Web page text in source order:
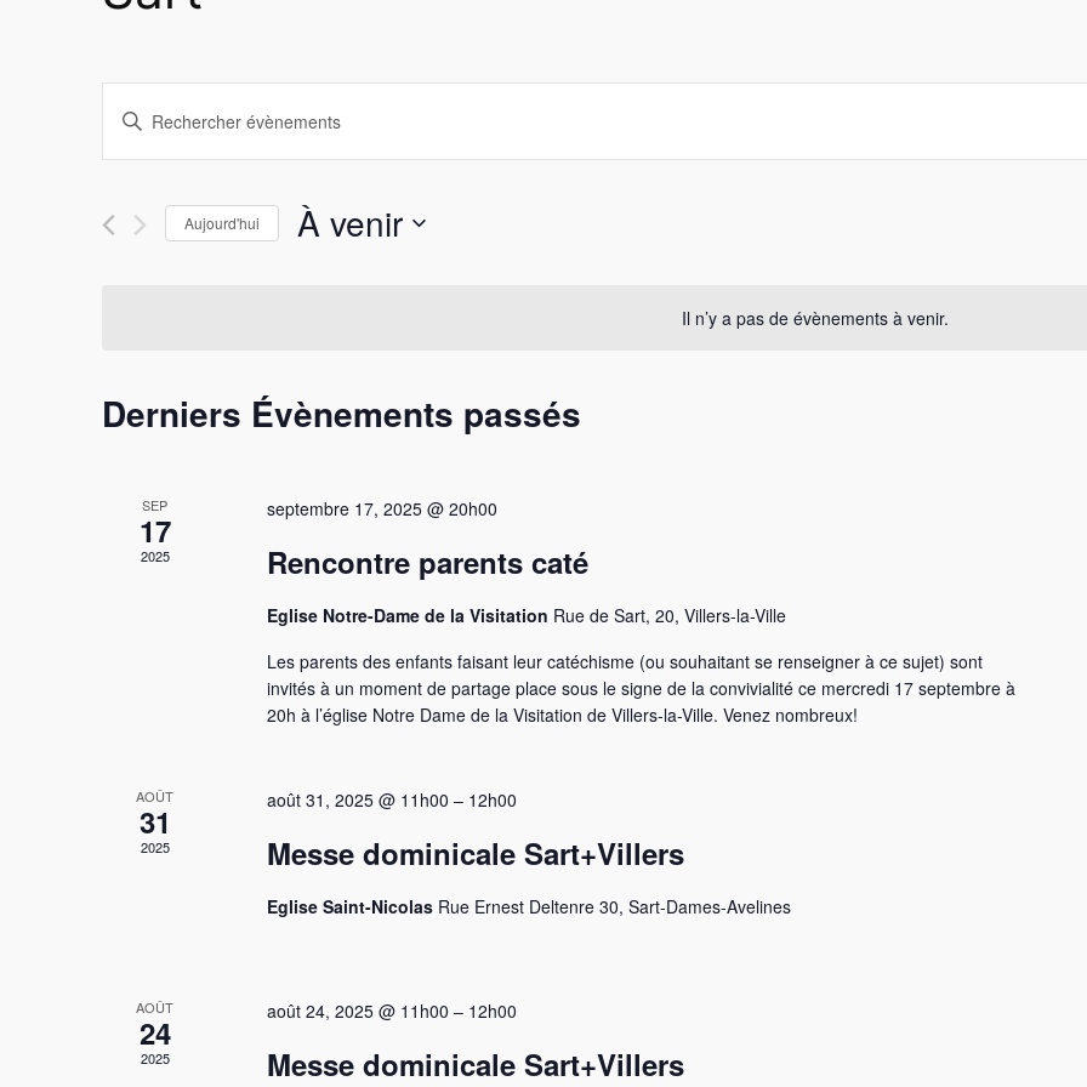
Il n’y a pas de évènements à venir.
Recherche
et
navigation
Évènements
Saisir
Rechercher
Évènements
Aujourd'hui À venir
Derniers Évènements passés
SEP
17
2025
septembre 17, 2025 @ 20h00
Rencontre parents caté
Eglise Notre-Dame de la Visitation Rue de Sart, 20, Villers-la-Ville
Les parents des enfants faisant leur catéchisme (ou souhaitant se renseigner à ce sujet) sont
invités à un moment de partage place sous le signe de la convivialité ce mercredi 17 septembre à
20h à l’église Notre Dame de la Visitation de Villers-la-Ville. Venez nombreux!
AOÛT
31
2025
août 31, 2025 @ 11h00 – 12h00
Messe dominicale Sart+Villers
Eglise Saint-Nicolas Rue Ernest Deltenre 30, Sart-Dames-Avelines
AOÛT
24
2025
août 24, 2025 @ 11h00 – 12h00
Messe dominicale Sart+Villers